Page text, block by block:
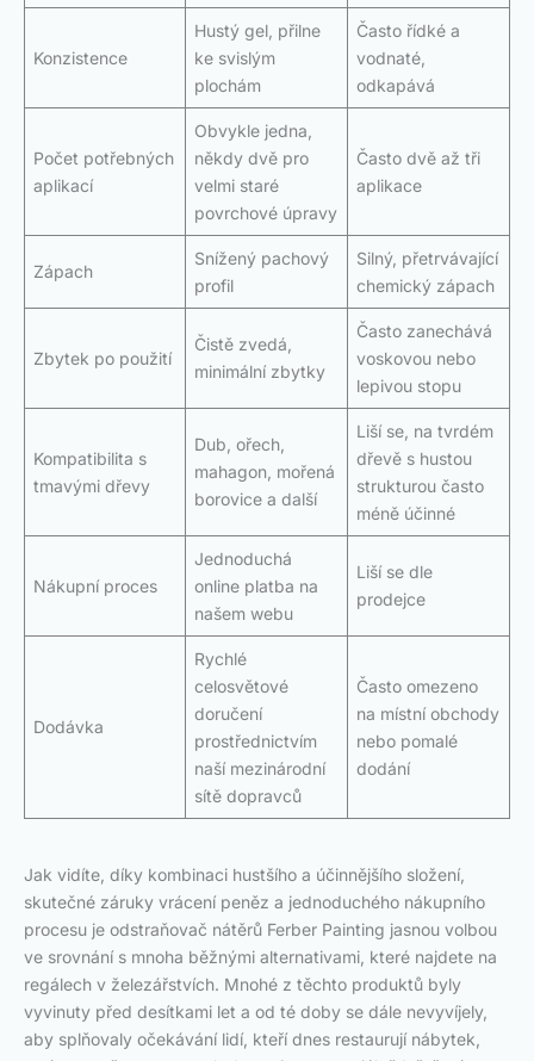
Konzistence
Hustý gel, přilne
ke svislým
plochám
Často řídké a
vodnaté,
odkapává
Počet potřebných
aplikací
Obvykle jedna,
někdy dvě pro
velmi staré
povrchové úpravy
Často dvě až tři
aplikace
Zápach
Snížený pachový
profil
Silný, přetrvávající
chemický zápach
Zbytek po použití
Čistě zvedá,
minimální zbytky
Často zanechává
voskovou nebo
lepivou stopu
Kompatibilita s
tmavými dřevy
Dub, ořech,
mahagon, mořená
borovice a další
Liší se, na tvrdém
dřevě s hustou
strukturou často
méně účinné
Nákupní proces
Jednoduchá
online platba na
našem webu
Liší se dle
prodejce
Dodávka
Rychlé
celosvětové
doručení
prostřednictvím
naší mezinárodní
sítě dopravců
Často omezeno
na místní obchody
nebo pomalé
dodání
Jak vidíte, díky kombinaci hustšího a účinnějšího složení,
skutečné záruky vrácení peněz a jednoduchého nákupního
procesu je odstraňovač nátěrů Ferber Painting jasnou volbou
ve srovnání s mnoha běžnými alternativami, které najdete na
regálech v železářstvích. Mnohé z těchto produktů byly
vyvinuty před desítkami let a od té doby se dále nevyvíjely,
aby splňovaly očekávání lidí, kteří dnes restaurují nábytek,